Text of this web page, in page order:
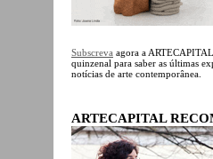
Subscreva agora a
quinzenal para saber as últimas
notícias de arte contemporânea.
ARTECAPITAL